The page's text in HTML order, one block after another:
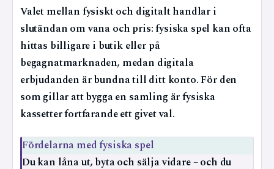
Valet mellan fysiskt och digitalt handlar i
slutändan om vana och pris: fysiska spel kan ofta
hittas billigare i butik eller på
begagnatmarknaden, medan digitala
erbjudanden är bundna till ditt konto. För den
som gillar att bygga en samling är fysiska
kassetter fortfarande ett givet val.
Fördelarna med fysiska spel
Du kan låna ut, byta och sälja vidare – och du